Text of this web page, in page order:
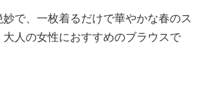
で、一枚着るだけで華やかな春のス
人の女性におすすめのブラウスで